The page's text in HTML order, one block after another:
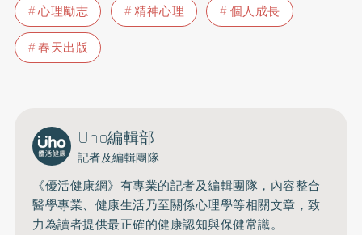
心理勵志 精神心理
個人成長
春天出版
Uho編輯部
記者及編輯團隊
《優活健康網》有專業的記者及編輯團隊，內容整合
醫學專業、健康生活乃至關係心理學等相關文章，致
力為讀者提供最正確的健康認知與保健常識。